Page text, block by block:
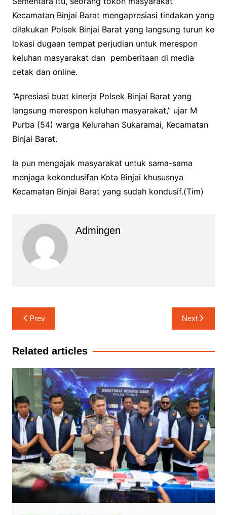
Kecamatan Binjai Barat mengapresiasi tindakan yang
dilakukan Polsek Binjai Barat yang langsung turun ke
lokasi dugaan tempat perjudian untuk merespon
keluhan masyarakat dan pemberitaan di media
cetak dan online.
“Apresiasi buat kinerja Polsek Binjai Barat yang
langsung merespon keluhan masyarakat,” ujar M
Purba (54) warga Kelurahan Sukaramai, Kecamatan
Binjai Barat.
Ia pun mengajak masyarakat untuk sama-sama
menjaga kekondusifan Kota Binjai khususnya
Kecamatan Binjai Barat yang sudah kondusif.(Tim)
Admingen
Navigasi
pos
Prev Next
Related articles